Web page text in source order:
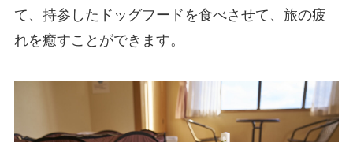
て、持参したドッグフードを食べさせて、旅の疲
れを癒すことができます。